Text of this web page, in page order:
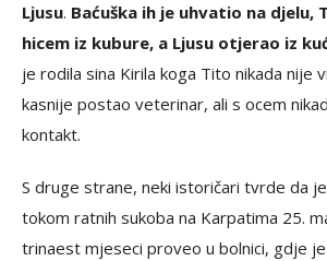
Ljusu. Baćuška ih je uhvatio na djelu,
hicem iz kubure, a Ljusu otjerao iz
je rodila sina Kirila koga Tito nikada nije
kasnije postao veterinar, ali s ocem
kontakt.
S druge strane, neki istoričari tvrde da
tokom ratnih sukoba na Karpatima 25.
trinaest mjeseci proveo u bolnici, gdje